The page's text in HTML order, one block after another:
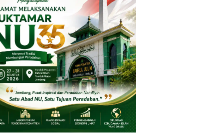
Gus Roqib Memilih Berangkat
Lebih Dulu
PCNU Jombang
Persiapan Muktamar NU
35, Ribuan Bendera NU
Posko Pelayanan Siap
Sambut Muktamirin